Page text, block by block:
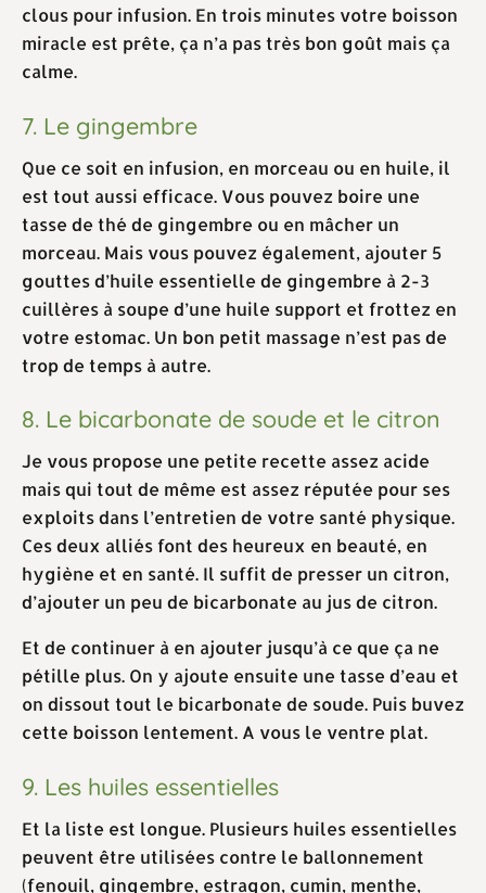
clous pour infusion. En trois minutes votre boisson
miracle est prête, ça n’a pas très bon goût mais ça
calme.
7. Le gingembre
Que ce soit en infusion, en morceau ou en huile, il
est tout aussi efficace. Vous pouvez boire une
tasse de thé de gingembre ou en mâcher un
morceau. Mais vous pouvez également, ajouter 5
gouttes d’huile essentielle de gingembre à 2-3
cuillères à soupe d’une huile support et frottez en
votre estomac. Un bon petit massage n’est pas de
trop de temps à autre.
8. Le bicarbonate de soude et le citron
Je vous propose une petite recette assez acide
mais qui tout de même est assez réputée pour ses
exploits dans l’entretien de votre santé physique.
Ces deux alliés font des heureux en beauté, en
hygiène et en santé. Il suffit de presser un citron,
d’ajouter un peu de bicarbonate au jus de citron.
Et de continuer à en ajouter jusqu’à ce que ça ne
pétille plus. On y ajoute ensuite une tasse d’eau et
on dissout tout le bicarbonate de soude. Puis buvez
cette boisson lentement. A vous le ventre plat.
9. Les huiles essentielles
Et la liste est longue. Plusieurs huiles essentielles
peuvent être utilisées contre le ballonnement
(fenouil, gingembre, estragon, cumin, menthe,